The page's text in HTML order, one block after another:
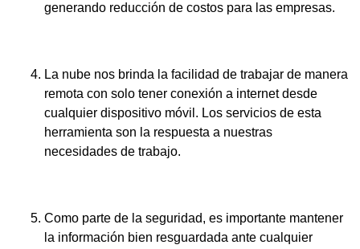
generando reducción de costos para las empresas.
La nube nos brinda la facilidad de trabajar de manera
remota con solo tener conexión a internet desde
cualquier dispositivo móvil. Los servicios de esta
herramienta son la respuesta a nuestras
necesidades de trabajo.
Como parte de la seguridad, es importante mantener
la información bien resguardada ante cualquier